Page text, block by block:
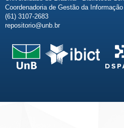
Coordenadoria de Gestão da
(61) 3107-2683
repositorio@unb.br